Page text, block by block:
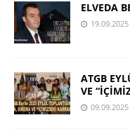
ELVEDA
19.09.2025
ATGB
VE
09.09.2025